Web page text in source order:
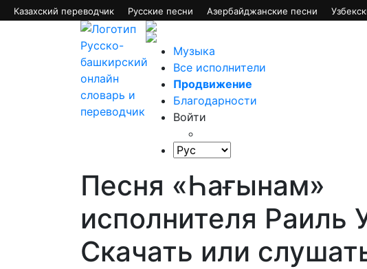
Казахский переводчик Русские песни Азербайджанские песни
Музыка
Все исполнители
Продвижение
Благодарности
Войти
Песня «Һағынам»
исполнителя Раиль
Скачать или